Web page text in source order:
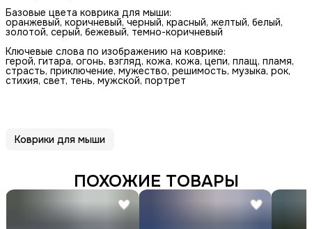
Базовые цвета коврика для мыши:
оранжевый, коричневый, черный, красный, желтый, белый,
золотой, серый, бежевый, темно-коричневый
Ключевые слова по изображению на коврике:
герой, гитара, огонь, взгляд, кожа, кожа, цепи, плащ, пламя,
страсть, приключение, мужество, решимость, музыка, рок,
стихия, свет, тень, мужской, портрет
Коврики для мыши
ПОХОЖИЕ ТОВАРЫ